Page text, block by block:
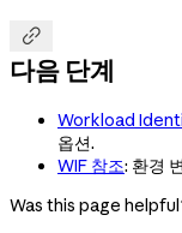

다음 단계
Workload
옵션.
WIF 참조: 환경
Was this page